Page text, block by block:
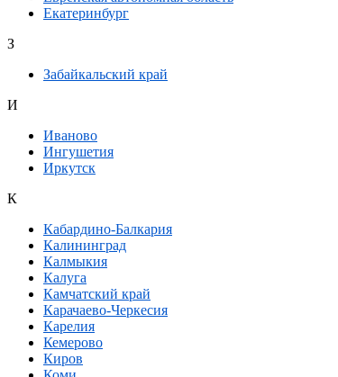
Екатеринбург
З
Забайкальский край
И
Иваново
Ингушетия
Иркутск
К
Кабардино-Балкария
Калининград
Калмыкия
Калуга
Камчатский край
Карачаево-Черкесия
Карелия
Кемерово
Киров